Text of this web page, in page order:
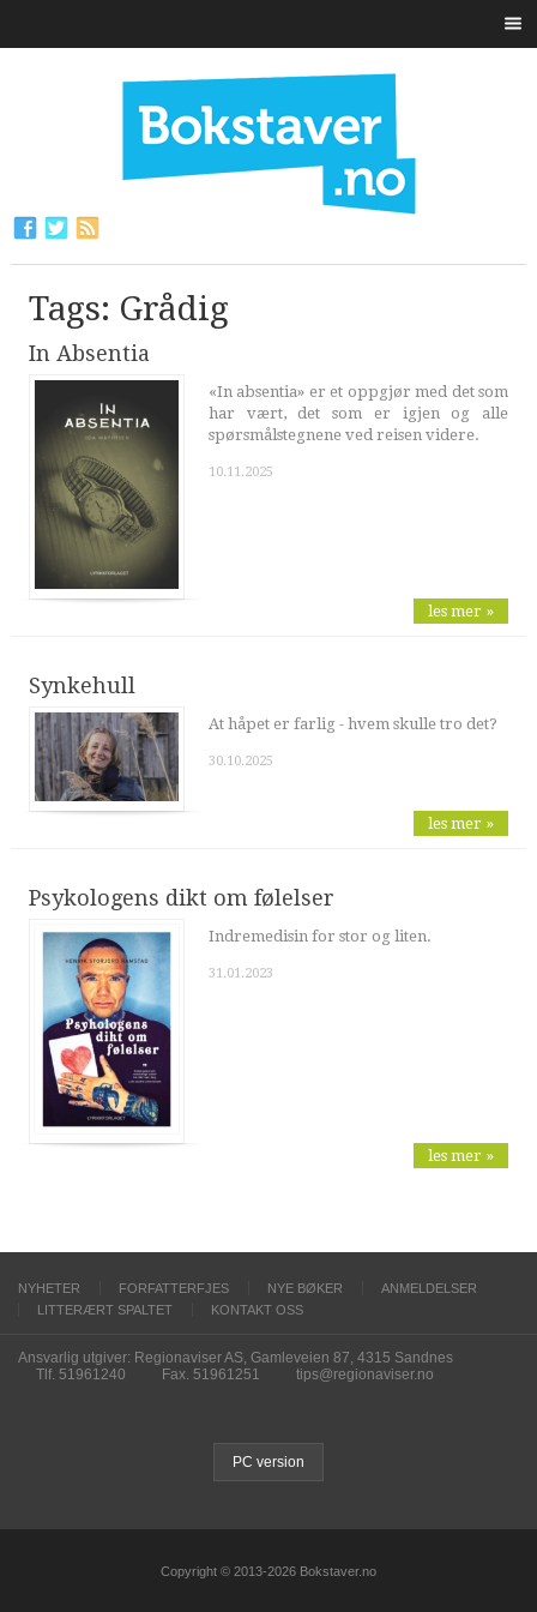
Tags: Grådig
In Absentia
«In absentia» er et oppgjør med det som
har vært, det som er igjen og alle
spørsmålstegnene ved reisen videre.
10.11.2025
les mer »
Synkehull
At håpet er farlig - hvem skulle tro det?
30.10.2025
les mer »
Psykologens dikt om følelser
Indremedisin for stor og liten.
31.01.2023
les mer »
NYHETER FORFATTERFJES NYE BØKER
ANMELDELSER
LITTERÆRT SPALTET
KONTAKT OSS
Ansvarlig utgiver: Regionaviser AS, Gamleveien 87, 4315 Sandnes
Tlf. 51961240
Fax. 51961251 tips@regionaviser.no
PC version
Copyright © 2013-2026 Bokstaver.no